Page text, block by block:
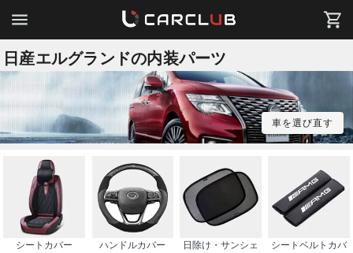
日産エルグランドの内装パーツ
車を選び直す
シートカバー ハンドルカバー
日除け・サンシェ
シートベルトカバ